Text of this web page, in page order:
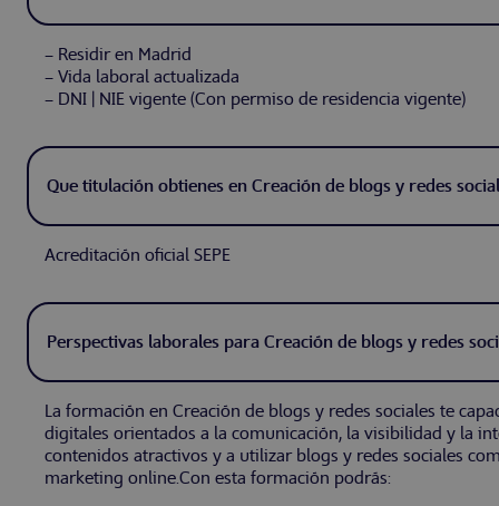
– Residir en Madrid
– Vida laboral actualizada
– DNI | NIE vigente (Con permiso de residencia vigente)
Que titulación obtienes en Creación de blogs y redes
Acreditación oficial SEPE
Perspectivas laborales para Creación de blogs y redes
La formación en Creación de blogs y redes sociales te
digitales orientados a la comunicación, la visibilidad y la
contenidos atractivos y a utilizar blogs y redes sociales
marketing online.Con esta formación podrás: